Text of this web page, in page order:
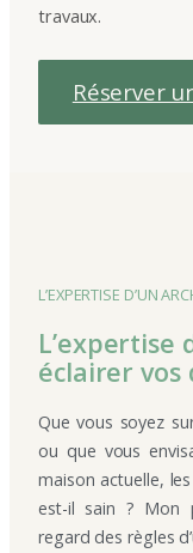
travaux.
Réserver
L’EXPERTISE D’UN
L’expertise
éclairer vos
Que vous soyez
ou que vous
maison actuelle,
est-il sain ? Mon
regard des règles